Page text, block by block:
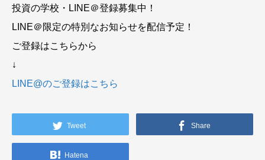
投資の学校・LINE＠登録募集中！
LINE＠限定の特別なお知らせを配信予定！
ご登録はこちらから
↓
LINE@のご登録はこちら
Tweet Share
Hatena